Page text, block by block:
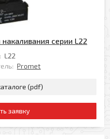
серии L22
L22
Promet
(pdf)
заявку